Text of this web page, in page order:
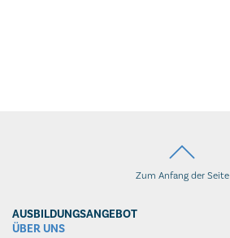
Zum Anfang der Seite
AUSBILDUNGSANGEBOT
ÜBER UNS